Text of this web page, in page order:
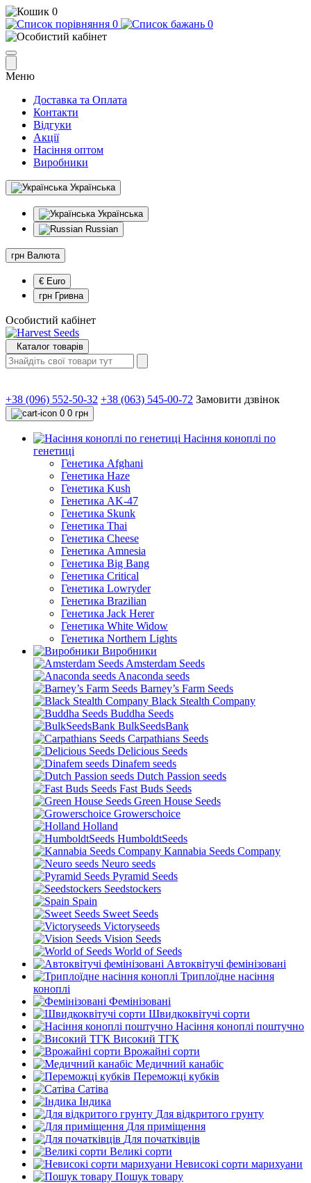
0
0
0
Меню
Доставка та Оплата
Контакти
Відгуки
Акції
Насіння оптом
Виробники
Українська
Українська
Russian
грн Валюта
€ Euro
грн Гривна
Особистий кабінет
Каталог товарів
+38 (096) 552-50-32 +38 (063) 545-00-72 Замовити дзвінок
0 0 грн
Насіння коноплі по
генетиці
Генетика Afghani
Генетика Haze
Генетика Kush
Генетика AK-47
Генетика Skunk
Генетика Thai
Генетика Cheese
Генетика Amnesia
Генетика Big Bang
Генетика Critical
Генетика Lowryder
Генетика Brazilian
Генетика Jack Herer
Генетика White Widow
Генетика Northern Lights
Виробники
Amsterdam Seeds
Anaconda seeds
Barney’s Farm Seeds
Black Stealth Company
Buddha Seeds
BulkSeedsBank
Carpathians Seeds
Delicious Seeds
Dinafem seeds
Dutch Passion seeds
Fast Buds Seeds
Green House Seeds
Growerschoice
Holland
HumboldtSeeds
Kannabia Seeds Company
Neuro seeds
Pyramid Seeds
Seedstockers
Spain
Sweet Seeds
Victoryseeds
Vision Seeds
World of Seeds
Автоквітучі фемінізовані
Триплоїдне насіння
коноплі
Фемінізовані
Швидкоквітучі сорти
Насіння коноплі поштучно
Високий ТГК
Врожайні сорти
Медичний канабіс
Переможці кубків
Сатіва
Індика
Для відкритого грунту
Для приміщення
Для початківців
Великі сорти
Невисокі сорти марихуани
Пошук товару